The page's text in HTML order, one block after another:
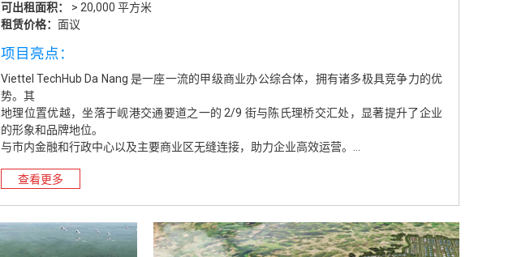
可租赁面积：
> 100 公顷
租赁价格： 面议
项目亮点：
莲沼工业园位于岘港市莲沼郡和协北坊，交通便利，公路、铁路、海运、空运和内河航
运网络四通八达，可便捷连接岘港市中心各主要区域。莲沼工业园地处岘港市中心，充
分利用了该市完善的服务基础设施。此外，工业园还投资建设了同步现代化的基础设
施，以保障园区内企业的生产经营需求。
可租赁面积：
30-50公顷
租赁价格： 面议
项目亮点：
庆利工业集群位于宁平省省会安庆县庆利乡，距河内以南约90公里。该工业集群交通便
利，拥有完善的公路、铁路和海防市大型海港网络。这些优势有助于企业快速将货物运
往该地区的主要经济中心。
查看更多
可出租面积：
> 20,000 平方米
租赁价格： 面议
项目亮点：
Viettel TechHub Da Nang 是一座一流的甲级商业办公综合体，拥有诸多极具竞争力的优
势。其
地理位置优越，坐落于岘港交通要道之一的 2/9 街与陈氏理桥交汇处，显著提升了企业
的形象和品牌地位。
与市内金融和行政中心以及主要商业区无缝连接，助力企业高效运营。
这座世界级的智能建筑配备先进的数字基础设施，实现 5G 网络全面覆盖，提供全数字化
Care+ 服务提供专业的物业管理支持，并为租户提供 Viettel 生态系统内电信、物流和服
务等专属权益。更多信息，
查看更多
可租赁面积：
30-50公顷
租赁价格： 面议
项目亮点：
位于越南南部主要贸易走廊沿线的Tan Tap – Nam Tan Tap绿色工业园区，旨在成为领先
的区域绿色制造和可持续物流中心。该项目
占地近1000公顷，位于西宁省（原隆安省），毗邻胡志明市，并与可容纳7万吨级船舶的
深水港、国家高速公路和主要城市工业集群直接相连，为无缝融入国内外供应链提供了
强大的优势。
可持续能源、智能物流和循环制造于一体的综合性清洁能源工业园区。它有望吸引高科
查看更多
可租赁面积：
20-30公顷
租赁价格： 面议
项目亮点：
庆上工业集群位于宁平省安模县庆上乡，毗邻宁平省中心，距宁平市仅10公里。该产业
集群地理位置优越，交通便利，基础设施现代化，便于企业进出和货物运输。同时，集
群的技术基础设施也同步建设，包括电力、供水、通信和污水处理系统，以满足企业的
生产需求。
可租赁面积：
> 100 公顷
租赁价格： 面议
项目亮点：
莲沼工业园位于岘港市莲沼郡和协北坊，交通便利，公路、铁路、海运、空运和内河航
运网络四通八达，可便捷连接岘港市中心各主要区域。莲沼工业园地处岘港市中心，充
分利用了该市完善的服务基础设施。此外，工业园还投资建设了同步现代化的基础设
施，以保障园区内企业的生产经营需求。
可租赁面积：
30-50公顷
租赁价格： 面议
项目亮点：
庆利工业集群位于宁平省省会安庆县庆利乡，距河内以南约90公里。该工业集群交通便
利，拥有完善的公路、铁路和海防市大型海港网络。这些优势有助于企业快速将货物运
往该地区的主要经济中心。
查看更多